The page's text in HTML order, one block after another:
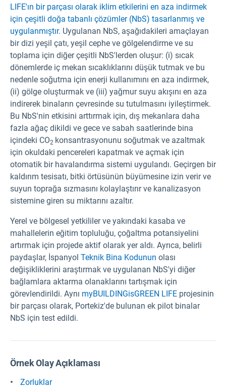
LIFE'ın bir parçası olarak iklim etkilerini en aza indirmek
için çeşitli doğa tabanlı çözümler (NbS) tasarlanmış ve
uygulanmıştır. Uygulanan NbS, aşağıdakileri amaçlayan
bir dizi yeşil çatı, yeşil cephe ve gölgelendirme ve su
toplama için diğer çeşitli NbS'lerden oluşur: (i) sıcak
dönemlerde iç mekan sıcaklıklarını düşük tutmak ve bu
nedenle soğutma için enerji kullanımını en aza indirmek,
(ii) gölge oluşturmak ve (iii) yağmur suyu akışını en aza
indirerek binaların çevresinde su tutulmasını iyileştirmek.
Bu NbS'nin etkisini arttırmak için, dış mekanlara daha
fazla ağaç dikildi ve gece ve sabah saatlerinde bina
içindeki CO2 konsantrasyonunu soğutmak ve azaltmak
için okuldaki pencereleri kapatmak ve açmak için
otomatik bir havalandırma sistemi uygulandı. Geçirgen bir
kaldırım tesisatı, bitki örtüsünün büyümesine izin verir ve
suyun toprağa sızmasını kolaylaştırır ve kanalizasyon
sistemine giren su miktarını azaltır.
Yerel ve bölgesel yetkililer ve yakındaki kasaba ve
mahallelerin eğitim topluluğu, çoğaltma potansiyelini
artırmak için projede aktif olarak yer aldı. Ayrıca, belirli
paydaşlar, İspanyol Teknik Bina Kodunun olası
değişikliklerini araştırmak ve uygulanan NbS'yi diğer
bağlamlara aktarma olanaklarını tartışmak için
görevlendirildi. Aynı myBUILDINGisGREEN LIFE projesinin
bir parçası olarak, Portekiz'de bulunan ek pilot binalar
NbS için test edildi.
Örnek Olay Açıklaması
Zorluklar